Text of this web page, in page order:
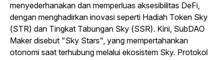
menyederhanakan dan memperluas aksesibilitas DeFi,
dengan menghadirkan inovasi seperti Hadiah Token Sky
(STR) dan Tingkat Tabungan Sky (SSR). Kini, SubDAO
Maker disebut "Sky Stars", yang mempertahankan
otonomi saat terhubung melalui ekosistem Sky. Protokol